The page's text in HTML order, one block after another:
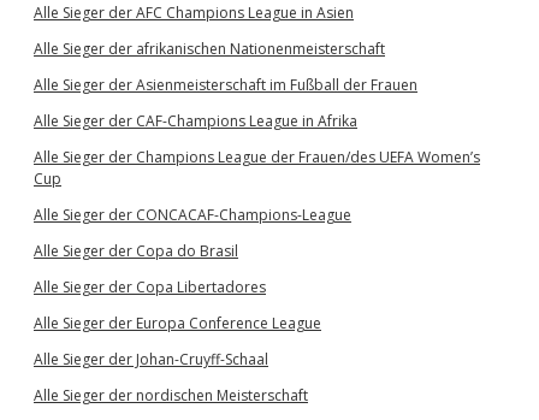
Alle Sieger der AFC Champions League in Asien
Alle Sieger der afrikanischen Nationenmeisterschaft
Alle Sieger der Asienmeisterschaft im Fußball der Frauen
Alle Sieger der CAF-Champions League in Afrika
Alle Sieger der Champions League der Frauen/des UEFA Women’s
Cup
Alle Sieger der CONCACAF-Champions-League
Alle Sieger der Copa do Brasil
Alle Sieger der Copa Libertadores
Alle Sieger der Europa Conference League
Alle Sieger der Johan-Cruyff-Schaal
Alle Sieger der nordischen Meisterschaft